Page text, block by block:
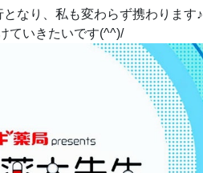
なり、私も変わらず携わります♪
ていきたいです(^^)/